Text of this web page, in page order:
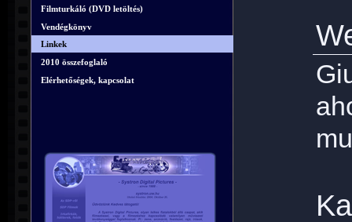
Filmturkáló (DVD letöltés)
Vendégkönyv
Linkek
2010 összefoglaló
Elérhetőségek, kapcsolat